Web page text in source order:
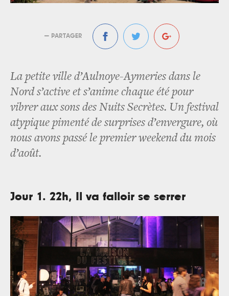
— PARTAGER
La petite ville d’Aulnoye-Aymeries dans le
Nord s’active et s’anime chaque été pour
vibrer aux sons des Nuits Secrètes. Un festival
atypique pimenté de surprises d’envergure, où
nous avons passé le premier weekend du mois
d’août.
Jour 1. 22h, Il va falloir se serrer